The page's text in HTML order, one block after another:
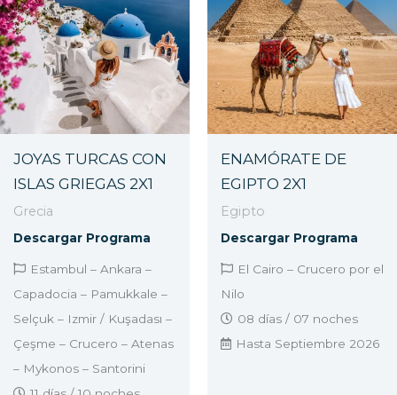
JOYAS TURCAS CON
ISLAS GRIEGAS 2X1
Grecia
Descargar Programa
Estambul – Ankara –
Capadocia – Pamukkale –
Selçuk – Izmir / Kuşadası –
Çeşme – Crucero – Atenas
– Mykonos – Santorini
ENAMÓRATE DE
EGIPTO 2X1
Egipto
Descargar Programa
El Cairo – Crucero por el
Nilo
08 días / 07 noches
Hasta Septiembre 2026